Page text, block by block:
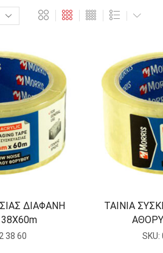
ΔΙΑΦΑΝΗ
38 60
ΤΑΙΝΙΑ
SKU: